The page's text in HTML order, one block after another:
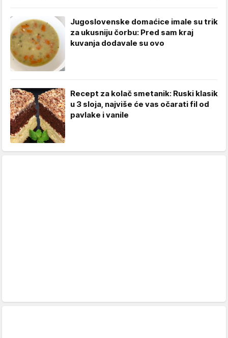
Jugoslovenske domaćice imale su trik
za ukusniju čorbu: Pred sam kraj
kuvanja dodavale su ovo
Recept za kolač smetanik: Ruski klasik
u 3 sloja, najviše će vas očarati fil od
pavlake i vanile